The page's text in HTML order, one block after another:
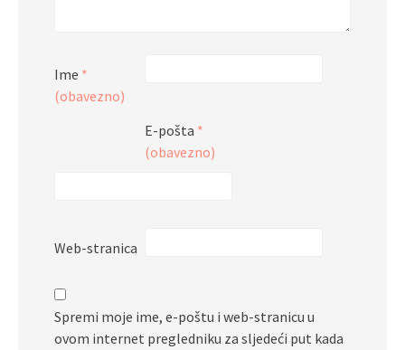
Ime *
(obavezno)
E-pošta *
(obavezno)
Web-stranica
Spremi moje ime, e-poštu i web-stranicu u
ovom internet pregledniku za sljedeći put kada